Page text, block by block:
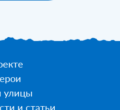
улицы
и статьи